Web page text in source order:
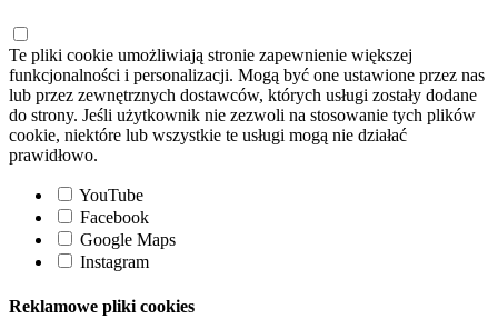
Te pliki cookie umożliwiają stronie zapewnienie większej
funkcjonalności i personalizacji. Mogą być one ustawione przez nas
lub przez zewnętrznych dostawców, których usługi zostały dodane
do strony. Jeśli użytkownik nie zezwoli na stosowanie tych plików
cookie, niektóre lub wszystkie te usługi mogą nie działać
prawidłowo.
YouTube
Facebook
Google Maps
Instagram
Reklamowe pliki cookies